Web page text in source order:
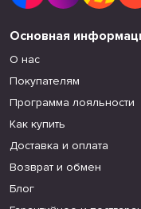
Основная
О нас
Покупателям
Программа лояльности
Как купить
Доставка и оплата
Возврат и обмен
Блог